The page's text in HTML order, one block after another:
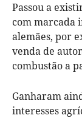
Passou a
com marcada
alemães, por
venda de
combustão a
Ganharam
interesses